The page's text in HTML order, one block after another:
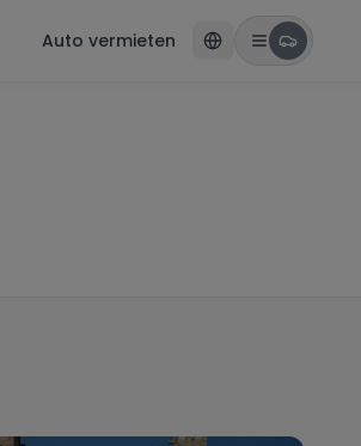
Auto vermieten